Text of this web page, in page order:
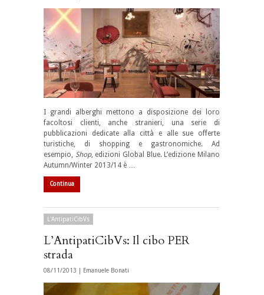
I grandi alberghi mettono a disposizione dei loro
facoltosi clienti, anche stranieri, una serie di
pubblicazioni dedicate alla città e alle sue offerte
turistiche, di shopping e gastronomiche. Ad
esempio, Shop, edizioni Global Blue. L’edizione Milano
Autumn/Winter 2013/14 è …
Continua
L'AntipatiCibVs
L’AntipatiCibVs: Il cibo PER
strada
08/11/2013 | Emanuele Bonati